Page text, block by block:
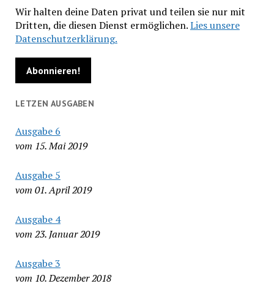
Wir halten deine Daten privat und teilen sie nur mit
Dritten, die diesen Dienst ermöglichen.Lies unsere
Datenschutzerklärung.
LETZEN AUSGABEN
Ausgabe 6
vom 15. Mai 2019
Ausgabe 5
vom 01. April 2019
Ausgabe 4
vom 23. Januar 2019
Ausgabe 3
vom 10. Dezember 2018